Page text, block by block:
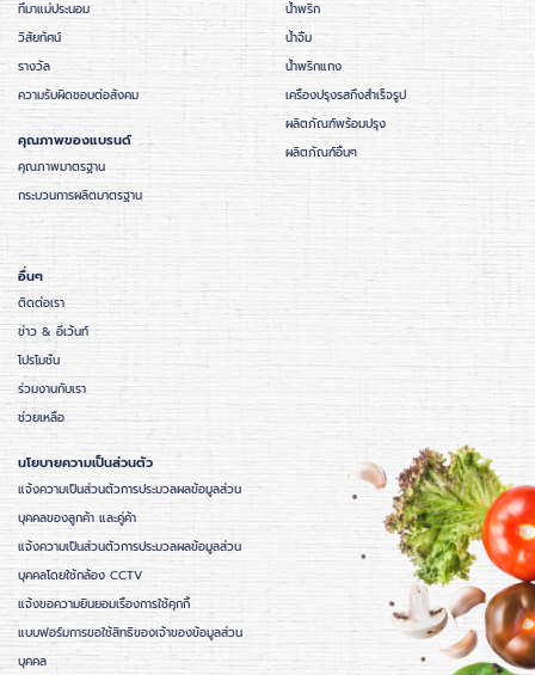
ที่มาแม่ประนอม
วิสัยทัศน์
รางวัล
ความรับผิดชอบต่อสังคม
คุณภาพของแบรนด์
คุณภาพมาตรฐาน
กระบวนการผลิตมาตรฐาน
น้ำพริก
น้ำจิ้ม
น้ำพริกแกง
เครื่องปรุงรสกึ่งสำเร็จรูป
ผลิตภัณฑ์พร้อมปรุง
ผลิตภัณฑ์อื่นๆ
อื่นๆ
ติดต่อเรา
ข่าว & อีเว้นท์
โปรโมชั่น
ร่วมงานกับเรา
ช่วยเหลือ
นโยบายความเป็นส่วนตัว
แจ้งความเป็นส่วนตัวการประมวลผลข้อมูลส่วน
บุคคลของลูกค้า และคู่ค้า
แจ้งความเป็นส่วนตัวการประมวลผลข้อมูลส่วน
บุคคลโดยใช้กล้อง CCTV
แจ้งขอความยินยอมเรื่องการใช้คุกกี้
แบบฟอร์มการขอใช้สิทธิของเจ้าของข้อมูลส่วน
บุคคล